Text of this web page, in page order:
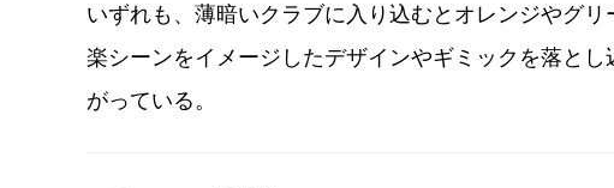
いずれも、薄暗いクラブに入り込むとオレンジやグ
楽シーンをイメージしたデザインやギミックを落と
がっている。